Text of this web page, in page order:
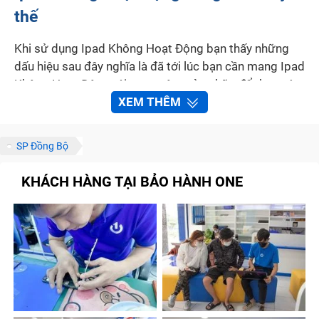
thế
Khi sử dụng Ipad Không Hoạt Động bạn thấy những
dấu hiệu sau đây nghĩa là đã tới lúc bạn cần mang Ipad
Không Hoạt Động tới trung tâm sửa chữa để thay nút
XEM THÊM
SP Đồng Bộ
KHÁCH HÀNG TẠI BẢO HÀNH ONE